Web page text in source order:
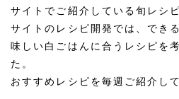
サイトでご紹介している旬レシ
サイトのレシピ開発では、でき
味しい白ごはんに合うレシピを
た。
おすすめレシピを毎週ご紹介し